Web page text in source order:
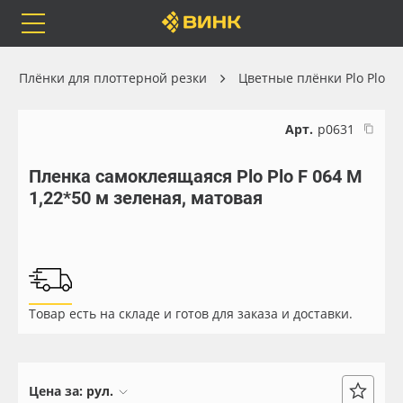
Каталог
Бренды
Доставка
Весь каталог
Самоклеящиеся плёнки
Листовые материалы
Плёнки для плоттерной резки Цветные плёнки Plo Plo
Арт. р0631
Пленка самоклеящаяся Plo Plo F 064 M
1,22*50 м зеленая, матовая
Товар есть на складе и готов для заказа и доставки.
Цена за: рул.